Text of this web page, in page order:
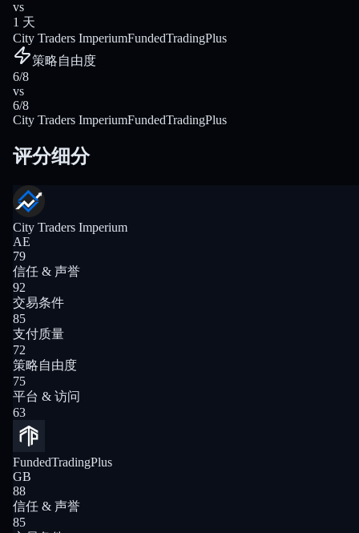
vs
1 天
City Traders ImperiumFundedTradingPlus
策略自由度
6/8
vs
6/8
City Traders ImperiumFundedTradingPlus
评分细分
City Traders Imperium
AE
79
信任 & 声誉
92
交易条件
85
支付质量
72
策略自由度
75
平台 & 访问
63
FundedTradingPlus
GB
88
信任 & 声誉
85